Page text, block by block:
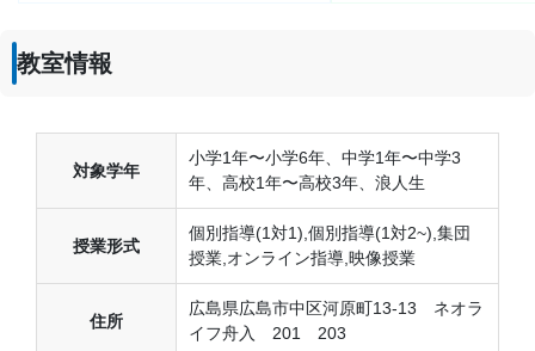
教室情報
対象学年
小学1年〜小学6年、中学1年〜中学3
年、高校1年〜高校3年、浪人生
授業形式
個別指導(1対1),個別指導(1対2~),集団
授業,オンライン指導,映像授業
住所
広島県広島市中区河原町13-13 ネオラ
イフ舟入 201 203